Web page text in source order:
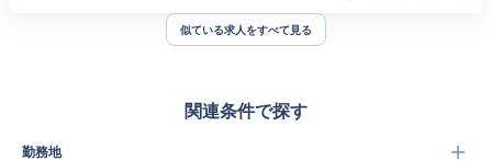
似ている求人をすべて見る
関連条件で探す
勤務地